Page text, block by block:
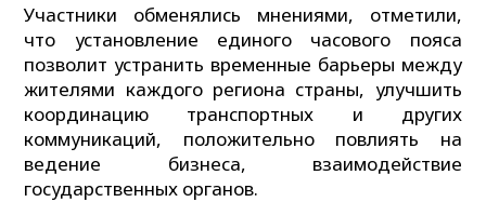
Участники обменялись мнениями, отметили,
что установление единого часового пояса
позволит устранить временные барьеры между
жителями каждого региона страны, улучшить
координацию транспортных и других
коммуникаций, положительно повлиять на
ведение бизнеса, взаимодействие
государственных органов.